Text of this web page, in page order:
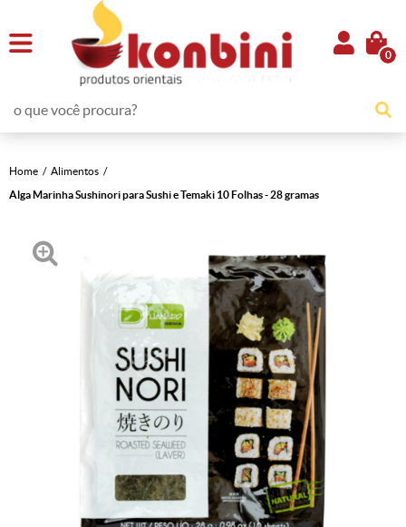
0
Home
Alimentos
Alga Marinha Sushinori para Sushi e Temaki 10 Folhas - 28 gramas